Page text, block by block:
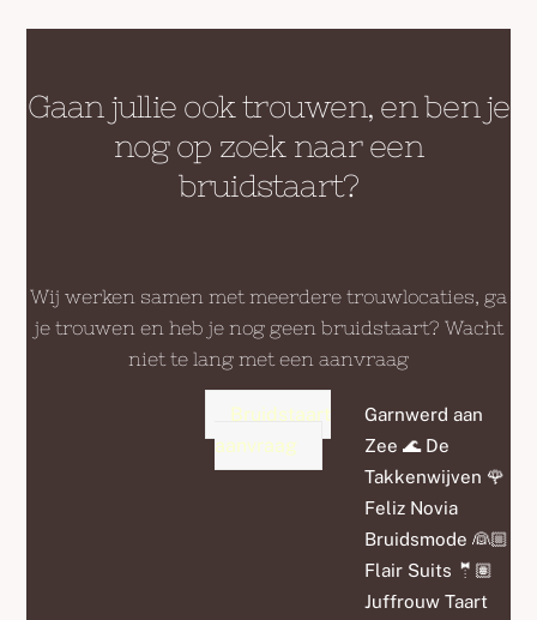
Gaan jullie ook trouwen, en ben je
nog op zoek naar een
bruidstaart?
Wij werken samen met meerdere trouwlocaties, ga
je trouwen en heb je nog geen bruidstaart? Wacht
niet te lang met een aanvraag
Bruidstaart
aanvraag
Garnwerd aan
Zee 🌊 De
Takkenwijven 🌹
Feliz Novia
Bruidsmode 👰🏼
Flair Suits 🤵🏽
Juffrouw Taart